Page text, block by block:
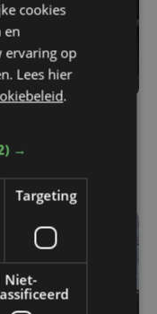
woning in Sint-
cookies
en
ervaring op
Lees hier
.
→
Targeting
Niet-